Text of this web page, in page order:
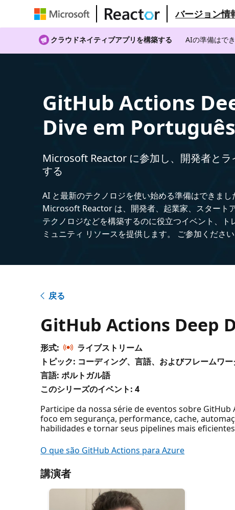
バージョン情
クラウドネイティブアプリを構築する AIの準備はで
GitHub Actions
Dive em Português
Microsoft Reactor に参加し、開発者とラ
する
AI と最新のテクノロジを使い始める準備はできまし
Microsoft Reactor は、開発者、起業家、スタート
テクノロジなどを構築するのに役立つイベント、ト
ミュニティ リソースを提供します。 ご参加ください
戻る
GitHub Actions Deep
形式:
ライブストリーム
トピック: コーディング、言語、およびフレームワー
言語: ポルトガル語
このシリーズのイベント: 4
Participe da nossa série de eventos sobre
foco em segurança, performance, cache,
habilidades e tornar seus pipelines mais
O que são GitHub Actions para Azure
講演者